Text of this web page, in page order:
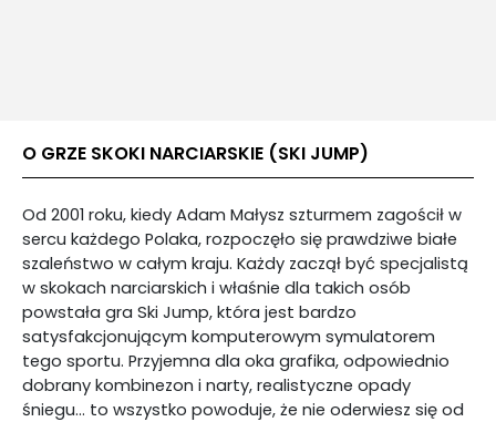
O GRZE SKOKI NARCIARSKIE (SKI JUMP)
Od 2001 roku, kiedy Adam Małysz szturmem zagościł w
sercu każdego Polaka, rozpoczęło się prawdziwe białe
szaleństwo w całym kraju. Każdy zaczął być specjalistą
w skokach narciarskich i właśnie dla takich osób
powstała gra Ski Jump, która jest bardzo
satysfakcjonującym komputerowym symulatorem
tego sportu. Przyjemna dla oka grafika, odpowiednio
dobrany kombinezon i narty, realistyczne opady
śniegu… to wszystko powoduje, że nie oderwiesz się od